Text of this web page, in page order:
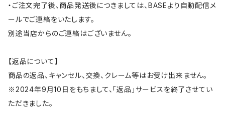
・ご注文完了後、商品発送後につきましては、BASEより自動配信メ
ールでご連絡をいたします。
別途当店からのご連絡はございません。
【返品について】
商品の返品、キャンセル、交換、クレーム等はお受け出来ません。
※2024年9月10日をもちまして、「返品」サービスを終了させてい
ただきました。